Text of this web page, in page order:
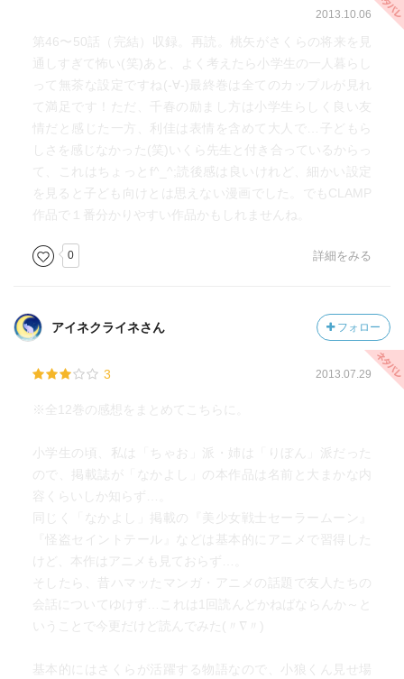
2013.10.06
第46〜50話（完結）収録。再読。桃矢がさくらの将来を見
通しすぎて怖い(笑)あと、よく考えたら小学生の一人暮らし
って無茶な設定ですね(-∀-)最終巻は全てのカップルが見れ
て満足です！ただ、千春の励まし方は小学生らしく良い友
情だと感じた一方、利佳は表情を含めて大人で…子どもら
しさを感じなかった(笑)いくら先生と付き合っているからっ
て、これはちょっとf^_^;読後感は良いけれど、細かい設定
を見ると子ども向けとは思えない漫画でした。でもCLAMP
作品で１番分かりやすい作品かもしれませんね。
0 詳細をみる
アイネクライネさん フォロー
3 2013.07.29
※全12巻の感想をまとめてこちらに。
小学生の頃、私は「ちゃお」派・姉は「りぼん」派だった
ので、掲載誌が「なかよし」の本作品は名前と大まかな内
容くらいしか知らず…。
同じく「なかよし」掲載の『美少女戦士セーラームーン』
『怪盗セイントテール』などは基本的にアニメで習得した
けど、本作はアニメも見ておらず…。
そしたら、昔ハマッたマンガ・アニメの話題で友人たちの
会話についてゆけず…これは1回読んどかねばならんか～と
いうことで今更だけど読んでみた(〃∇〃) ゞ
基本的にはさくらが活躍する物語なので、小狼くん見せ場